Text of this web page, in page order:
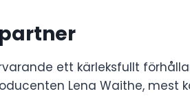
ett kärleksfullt
Lena Waithe, mest